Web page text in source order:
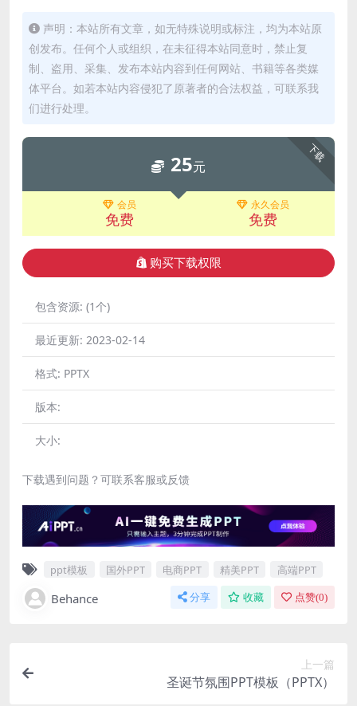
声明：本站所有文章，如无特殊说明或标注，均为本站原
创发布。任何个人或组织，在未征得本站同意时，禁止复
制、盗用、采集、发布本站内容到任何网站、书籍等各类媒
体平台。如若本站内容侵犯了原著者的合法权益，可联系我
们进行处理。
下载
25元
会员
免费
永久会员
免费
购买下载权限
包含资源: (1个)
最近更新: 2023-02-14
格式: PPTX
版本:
大小:
下载遇到问题？可联系客服或反馈
ppt模板 国外PPT 电商PPT 精美PPT 高端PPT
Behance 分享 收藏 点赞(0)
上一篇
圣诞节氛围PPT模板（PPTX）